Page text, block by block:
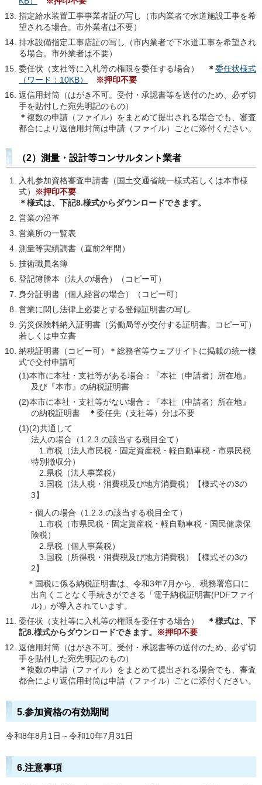
指定給水装置工事事業者証の写し（市内業者で水道施設工事を希
望される場合。市外業者は不要）
排水設備指定工事店証の写し（市内業者で下水道工事を希望され
る場合。市外業者は不要）
委任状（支社等に入札等の権限を委任する場合）
＊委任状様式
（ワード：10KB）
※押印不要
返信用封筒（はがき不可。受付・承認書等を送付のため、必ず切
手を貼付した宛先明記のもの）
＊複数の申請（ファイル）をまとめて提出される場合でも、審査
都合により返信用封筒は申請（ファイル）ごとに添付ください。
（2）測量・設計等コンサルタント業者
入札参加資格審査申請書（国土交通省統一様式若しくは本市様
式）
※押印不要
＊様式は、下記8.様式からダウンロードできます。
営業の沿革
営業所の一覧表
測量等実績調書（直前2年間）
技術職員名簿
登記簿謄本（法人の場合）（コピー可）
身分証明書（個人経営の場合）（コピー可）
営業に関し法律上必要とする登録証明書の写し
労災保険料納入証明書（労働局等が交付する証明書。コピー可）
若しくは申立書
納税証明書（コピー可）＊総務省等ウェブサイトに掲載の統一様
式で交付申請可
(1)本市に本社・支社等がある場合：『本社（申請者）所在地』
及び『本市』の納税証明書
(2)本市に本社・支社等がない場合：『本社（申請者）所在地』
の納税証明書
＊委任先（支社等）分は不要
(1)(2)共通して
法人の場合（1.2.3.の該当する税目全て）
1.市税（法人市民税・固定資産税・軽自動車税・市県民税
特別徴収分）
2.県税（法人事業税）
3.国税（法人税・消費税及び地方消費税）【様式その3の
3】
・個人の場合（1.2.3.の該当する税目全て）
1.市税（市県民税・固定資産税・軽自動車税・国民健康保
険税）
2.県税（個人事業税）
3.国税（所得税・消費税及び地方消費税）【様式その3の
2】
＊国税に係る納税証明書は、令和3年7月から、税務署窓口に
出向くことなく手続きができる「電子納税証明書(PDFファイ
ル)」が導入されています。
委任状（支社等に入札等の権限を委任する場合）
＊様式は、下
記8.様式からダウンロードできます。
※押印不要
返信用封筒（はがき不可。受付・承認書等の送付のため、必ず切
手を貼付した宛先明記のもの）
＊複数の申請（ファイル）をまとめて提出される場合でも、審査
都合により返信用封筒は申請（ファイル）ごとに添付ください。
5.参加資格の有効期間
令和8年8月1日～令和10年7月31日
6.注意事項